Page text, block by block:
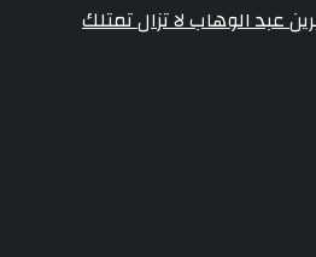
عبد الوهاب لا تزال تمتلك